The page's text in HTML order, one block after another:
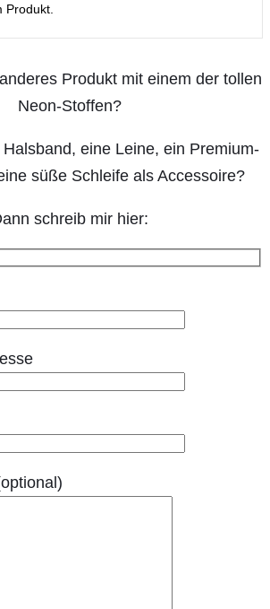
Produkt.
Produkt mit einem der tollen
Neon-Stoffen?
eine Leine, ein Premium-
süße Schleife als Accessoire?
schreib mir hier: